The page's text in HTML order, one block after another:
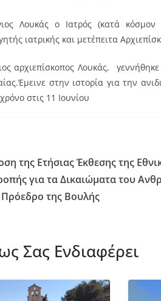
Λουκάς ο Ιατρός (κατά κόσμον
ιατρικής και μετέπειτα
αρχιεπίσκοπος Λουκάς,
στην ιστορία για την
στις 11 Ιουνίου
της Ετήσιας Έκθεσης της
για τα Δικαιώματα του
της Βουλής
Σας Ενδιαφέρει